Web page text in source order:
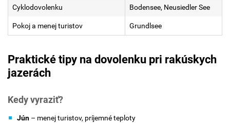
Cyklodovolenku Bodensee, Neusiedler See
Pokoj a menej turistov Grundlsee
Praktické tipy na dovolenku pri rakúskych
jazerách
Kedy vyraziť?
Jún – menej turistov, príjemné teploty